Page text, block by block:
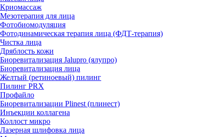
Криомассаж
Мезотерапия для лица
Фотобиомодуляция
Фотодинамическая терапия лица (ФДТ-терапия)
Чистка лица
Дряблость кожи
Биоревитализация Jalupro (ялупро)
Биоревитализация лица
Желтый (ретиноевый) пилинг
Пилинг PRX
Профайло
Биоревитализации Plinest (плинест)
Инъекции коллагена
Коллост микро
Лазерная шлифовка лица